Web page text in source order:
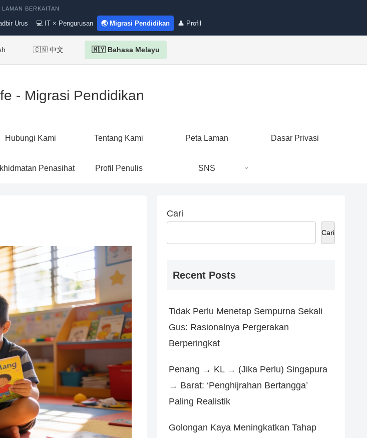
LAMAN BERKAITAN
Urus 💻 IT × Pengurusan 🌏 Migrasi Pendidikan 👤 Profil
🇨🇳 中文 🇲🇾 Bahasa Melayu
- Migrasi Pendidikan
Hubungi Kami Tentang Kami Peta Laman Dasar Privasi
Penasihat Profil Penulis SNS
Cari
Cari
Recent Posts
Tidak Perlu Menetap Sempurna Sekali
Gus: Rasionalnya Pergerakan
Berperingkat
Penang → KL → (Jika Perlu) Singapura
→ Barat: ‘Penghijrahan Bertangga’
Paling Realistik
Golongan Kaya Meningkatkan Tahap